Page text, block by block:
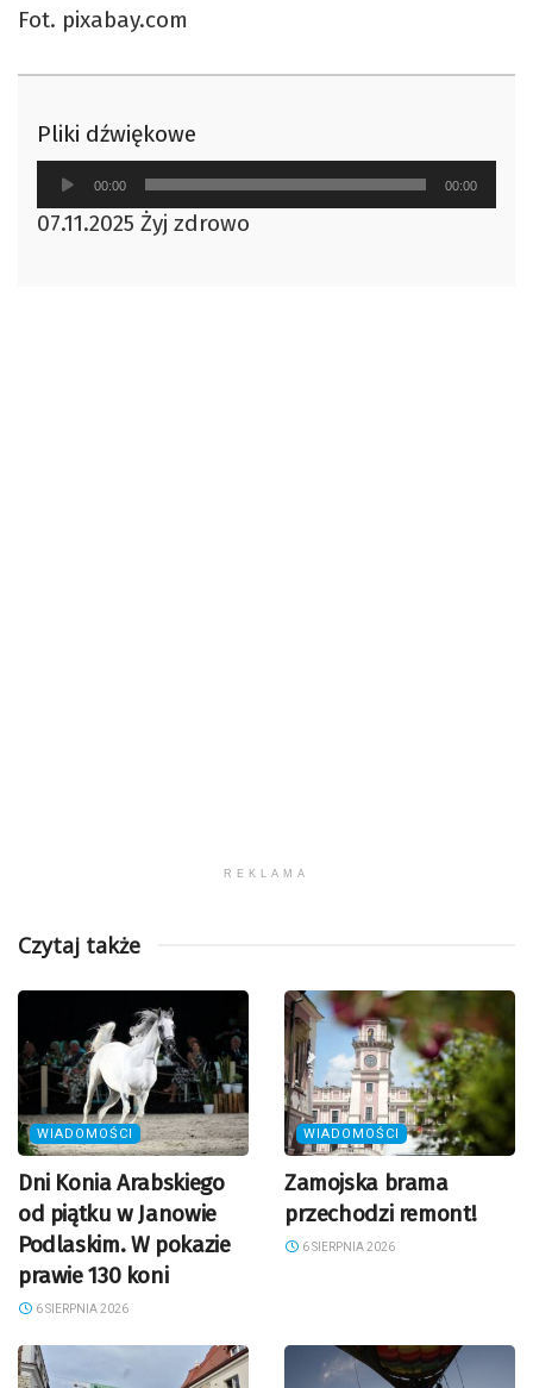
Fot. pixabay.com
Pliki dźwiękowe
Odtwarzacz
plików
dźwiękowych
00:00 00:00
07.11.2025 Żyj zdrowo
REKLAMA
Czytaj także
WIADOMOŚCI
Dni Konia Arabskiego
od piątku w Janowie
Podlaskim. W pokazie
prawie 130 koni
6 SIERPNIA 2026
WIADOMOŚCI
Zamojska brama
przechodzi remont!
6 SIERPNIA 2026